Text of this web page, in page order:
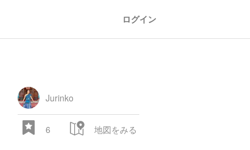
ログイン
Jurinko
6 地図をみる